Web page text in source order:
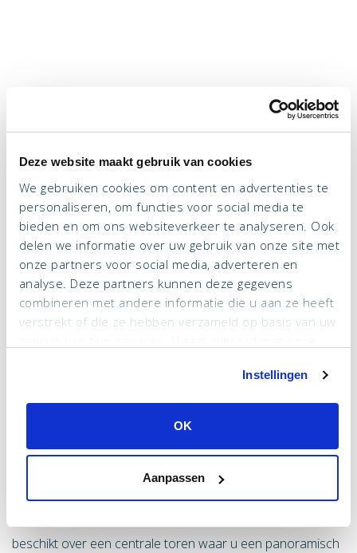
Deze website maakt gebruik van cookies
We gebruiken cookies om content en advertenties te
personaliseren, om functies voor social media te
bieden en om ons websiteverkeer te analyseren. Ook
delen we informatie over uw gebruik van onze site met
onze partners voor social media, adverteren en
analyse. Deze partners kunnen deze gegevens
combineren met andere informatie die u aan ze heeft
verstrekt of die ze hebben verzameld op basis van uw
Instellingen
OK
Aanpassen
Onder begeleiding van een ervaren gids biedt Napo in
kleine groepjes kano- en wandeltochten en laat u
beschikt over een centrale toren waar u een panoramisch